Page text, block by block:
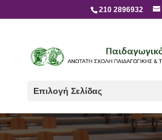
210 2896932
Επιλογή Σελίδας